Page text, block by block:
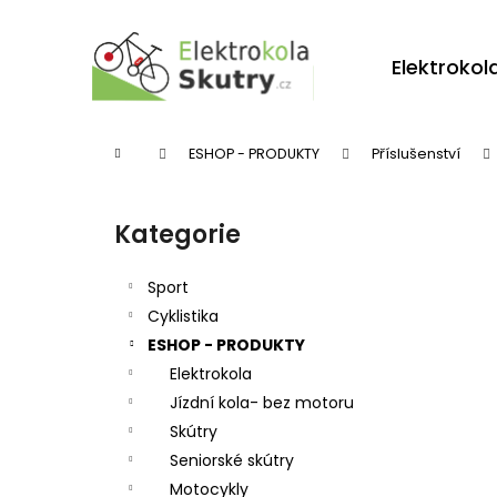
Domů ESHOP - PRODUKTY Příslušenství
Přeskočit
kategorie
Kategorie
Sport
Cyklistika
ESHOP - PRODUKTY
Elektrokola
Jízdní kola- bez motoru
Skútry
Seniorské skútry
Motocykly
Zpět
Zpět